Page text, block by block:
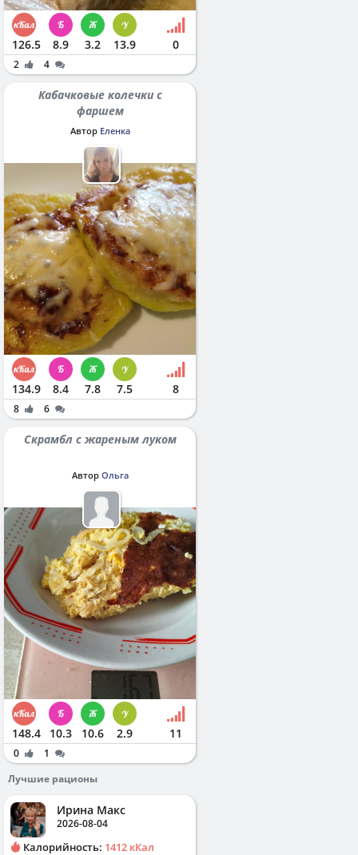
126.5 8.9 3.2 13.9 0
2 4
Кабачковые колечки с
фаршем
Автор Еленка
134.9 8.4 7.8 7.5 8
8 6
Скрамбл с жареным луком
Автор Ольга
148.4 10.3 10.6 2.9 11
0
1
Лучшие рационы
Ирина Макс
2026-08-04
Калорийность: 1412 кКал